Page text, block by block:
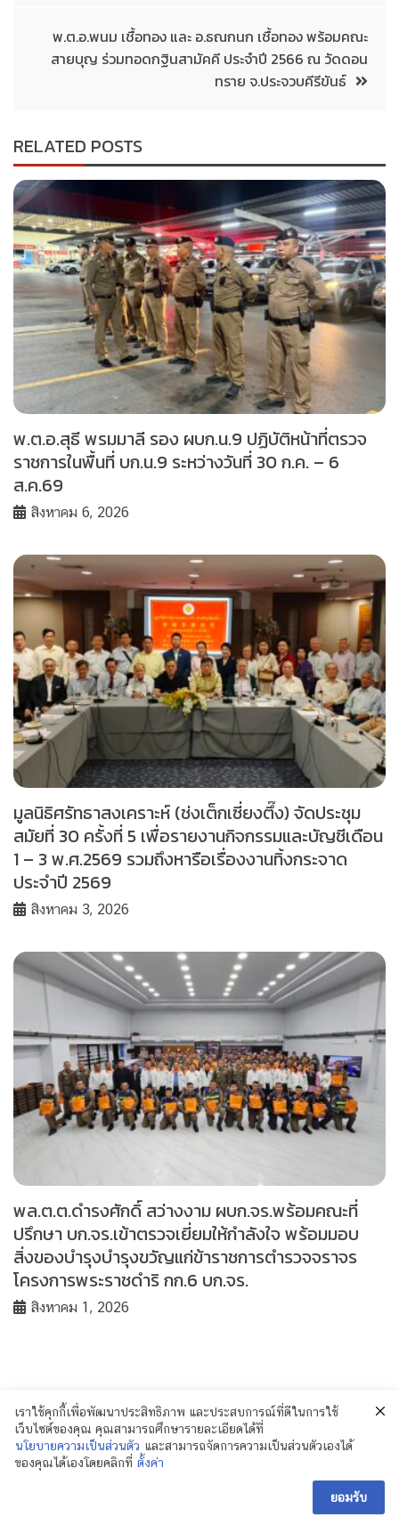
พ.ต.อ.พนม เชื้อทอง และ อ.ธณกนก เชื้อทอง พร้อมคณะ
สายบุญ ร่วมทอดกฐินสามัคคี ประจำปี 2566 ณ วัดดอน
ทราย จ.ประจวบคีรีขันธ์
RELATED POSTS
พ.ต.อ.สุธี พรมมาลี รอง ผบก.น.9 ปฏิบัติหน้าที่ตรวจ
ราชการในพื้นที่ บก.น.9 ระหว่างวันที่ 30 ก.ค. – 6
ส.ค.69
สิงหาคม 6, 2026
มูลนิธิศรัทธาสงเคราะห์ (ช่งเต็กเซี่ยงตึ๊ง) จัดประชุม
สมัยที่ 30 ครั้งที่ 5 เพื่อรายงานกิจกรรมและบัญชีเดือน
1 – 3 พ.ศ.2569 รวมถึงหารือเรื่องงานทิ้งกระจาด
ประจำปี 2569
สิงหาคม 3, 2026
พล.ต.ต.ดำรงศักดิ์ สว่างงาม ผบก.จร.พร้อมคณะที่
ปรึกษา บก.จร.เข้าตรวจเยี่ยมให้กำลังใจ พร้อมมอบ
สิ่งของบำรุงบำรุงขวัญแก่ข้าราชการตำรวจจราจร
โครงการพระราชดำริ กก.6 บก.จร.
สิงหาคม 1, 2026
© 2018 Policenewsformass.com. All Rights
เราใช้คุกกี้เพื่อพัฒนาประสิทธิภาพ และประสบการณ์ที่ดีในการใช้
เว็บไซต์ของคุณ คุณสามารถศึกษารายละเอียดได้ที่
นโยบายความเป็นส่วนตัว และสามารถจัดการความเป็นส่วนตัวเองได้
ของคุณได้เองโดยคลิกที่ ตั้งค่า
ยอมรับ